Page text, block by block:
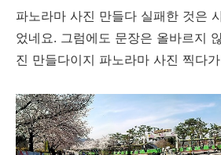
파노라마 사진 만들다 실패한 것은
었네요. 그럼에도 문장은 올바르지
진 만들다이지 파노라마 사진 찍다